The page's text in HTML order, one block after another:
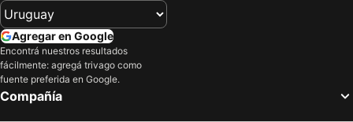
Hoteles en Algarve
Hoteles en Isla Samana
Hoteles en Costa Rica
Agregar en Google
Encontrá nuestros resultados
fácilmente: agregá trivago como
fuente preferida en Google.
Compañía